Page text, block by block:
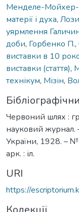
Менделе-
матерії і духа,
уярмлення
доби, Горбенко П.,
виставки в 10
виставки (стаття),
технікум, Мізін,
Червоний шлях :
науковий
України, 1928. –
арк. : іл.
URI
https://